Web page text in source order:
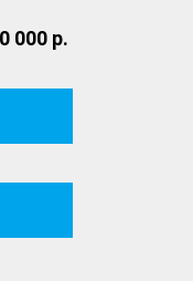
000 р.